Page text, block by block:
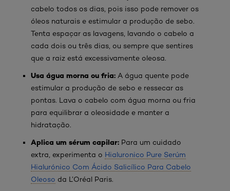
cabelo todos os dias, pois isso pode remover os
óleos naturais e estimular a produção de sebo.
Tenta espaçar as lavagens, lavando o cabelo a
cada dois ou três dias, ou sempre que sentires
que a raiz está excessivamente oleosa.
Usa água morna ou fria: A água quente pode
estimular a produção de sebo e ressecar as
pontas. Lava o cabelo com água morna ou fria
para equilibrar a oleosidade e manter a
hidratação.
Aplica um sérum capilar: Para um cuidado
extra, experimenta o Hialuronico Pure Serúm
Hialurónico Com Ácido Salicílico Para Cabelo
Oleoso da L’Oréal Paris.